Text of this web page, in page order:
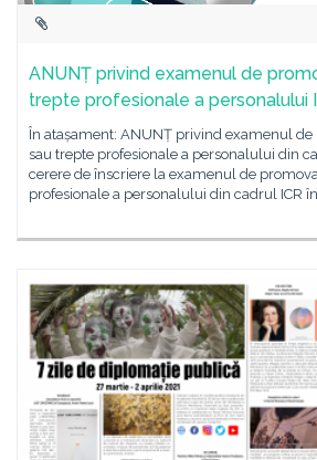
ANUNȚ privind examenul de
trepte profesionale a personalului
În atașament: ANUNȚ privind examenul
sau trepte profesionale a personalului din
cerere de înscriere la examenul de
profesionale a personalului din cadrul ICR